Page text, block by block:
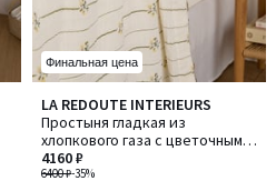
Финальная цена
LA REDOUTE INTERIEURS
Простыня гладкая из
хлопкового газа с цветочным
рисунком, RISETTI / РИСЕТТИ
6400 ₽-35%
4160 ₽